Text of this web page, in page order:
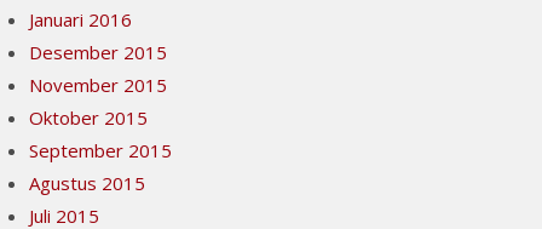
Januari 2016
Desember 2015
November 2015
Oktober 2015
September 2015
Agustus 2015
Juli 2015